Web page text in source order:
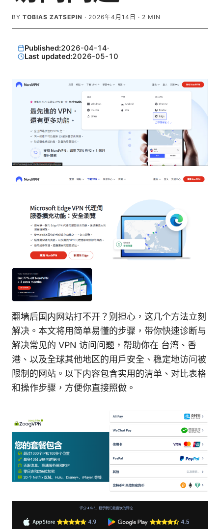
BY TOBIAS ZATSEPIN · 2026年4月14日 · 2 MIN
Published:2026-04-14·
Last updated:2026-05-10
翻墙后国内网站打不开？别担心，这几个方法立刻
解决。本文将用简单易懂的步骤，带你快速诊断与
解决常见的 VPN 访问问题，帮助你在 台湾、香
港、以及全球其他地区的用户安全、稳定地访问被
限制的网站。以下内容包含实用的清单、对比表格
和操作步骤，方便你直接照做。